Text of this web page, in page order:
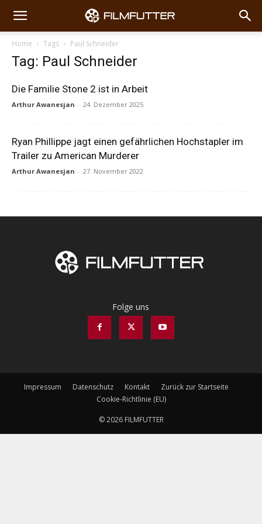
Home Tags Paul Schneider
Tag: Paul Schneider
Die Familie Stone 2 ist in Arbeit
Arthur Awanesjan - 24. Dezember 2025
Ryan Phillippe jagt einen gefährlichen Hochstapler im
Trailer zu American Murderer
Arthur Awanesjan - 27. November 2022
Folge uns
Impressum Datenschutz Kontakt
Zurück zur Startseite
Cookie-Richtlinie (EU)
© 2026 FILMFUTTER